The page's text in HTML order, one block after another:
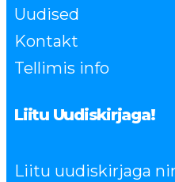
Uudised
Kontakt
Tellimis info
Liitu Uudiskirjaga!
Liitu uudiskirjaga